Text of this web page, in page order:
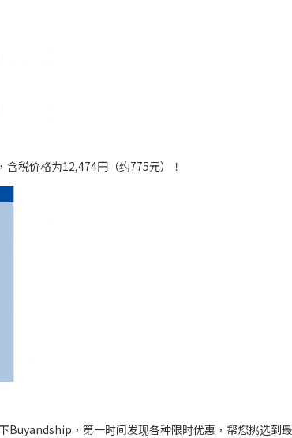
税价格为12,474円（约775元）！
，第一时间发现各种限时优惠，帮您挑选到